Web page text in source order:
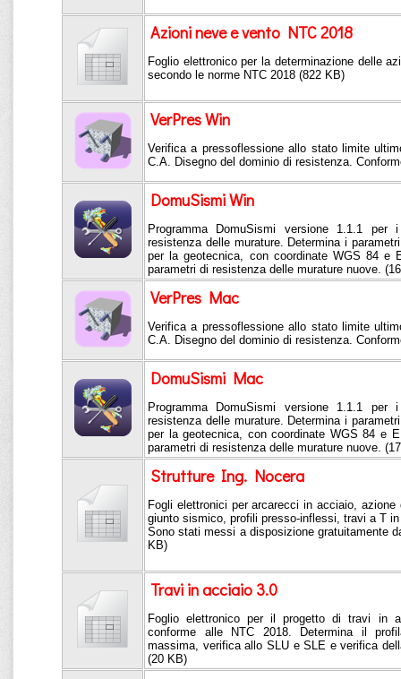
Azioni neve e vento NTC 2018
Foglio elettronico per la determinazione delle
secondo le norme NTC 2018 (822 KB)
VerPres Win
Verifica a pressoflessione allo stato limite
C.A. Disegno del dominio di resistenza.
DomuSismi Win
Programma DomuSismi versione 1.1.1
resistenza delle murature. Determina i
per la geotecnica, con coordinate WGS 84 e
parametri di resistenza delle murature nuove.
VerPres Mac
Verifica a pressoflessione allo stato limite
C.A. Disegno del dominio di resistenza.
DomuSismi Mac
Programma DomuSismi versione 1.1.1
resistenza delle murature. Determina i
per la geotecnica, con coordinate WGS 84 e
parametri di resistenza delle murature nuove.
Strutture Ing. Nocera
Fogli elettronici per arcarecci in acciaio,
giunto sismico, profili presso-inflessi, travi a T
Sono stati messi a disposizione gratuitamente
KB)
Travi in acciaio 3.0
Foglio elettronico per il progetto di travi in
conforme alle NTC 2018. Determina il
massima, verifica allo SLU e SLE e verifica
(20 KB)